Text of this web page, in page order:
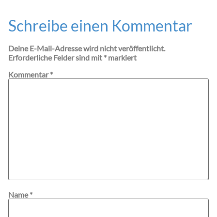
Schreibe einen Kommentar
Deine E-Mail-Adresse wird nicht veröffentlicht.
Erforderliche Felder sind mit * markiert
Kommentar*
Name*